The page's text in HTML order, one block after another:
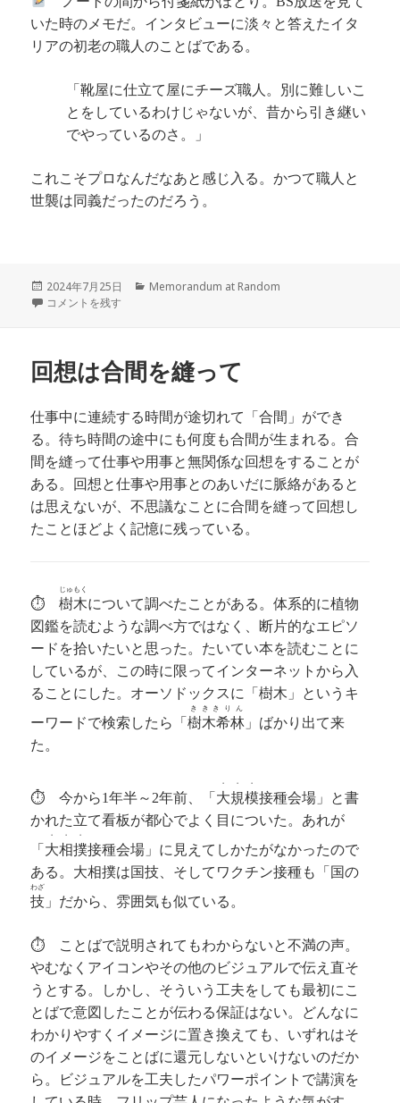
いた時のメモだ。インタビューに淡々と答えたイタ
リアの初老の職人のことばである。
「靴屋に仕立て屋にチーズ職人。別に難しいこ
とをしているわけじゃないが、昔から引き継い
でやっているのさ。」
これこそプロなんだなあと感じ入る。かつて職人と
世襲は同義だったのだろう。
投
稿
2024年7月25日
カ
Memorandum at Random
ランダムなメモの文字起こし に
コメントを残す
回想は合間を縫って
仕事中に連続する時間が途切れて「合間」ができ
る。待ち時間の途中にも何度も合間が生まれる。合
間を縫って仕事や用事と無関係な回想をすることが
ある。回想と仕事や用事とのあいだに脈絡があると
は思えないが、不思議なことに合間を縫って回想し
たことほどよく記憶に残っている。
⏱樹木
じゅもく
について調べたことがある。体系的に植物
図鑑を読むような調べ方ではなく、断片的なエピソ
ードを拾いたいと思った。たいてい本を読むことに
しているが、この時に限ってインターネットから入
ることにした。オーソドックスに「樹木」というキ
ーワードで検索したら「樹木希林
きききりん
」ばかり出て来
た。
⏱ 今から1年半～2年前、「大規模
・・・
接種会場」と書
かれた立て看板が都心でよく目についた。あれが
「大相撲
・・・
接種会場」に見えてしかたがなかったので
ある。大相撲は国技、そしてワクチン接種も「国の
技
わざ
」だから、雰囲気も似ている。
⏱ ことばで説明されてもわからないと不満の声。
やむなくアイコンやその他のビジュアルで伝え直そ
うとする。しかし、そういう工夫をしても最初にこ
とばで意図したことが伝わる保証はない。どんなに
わかりやすくイメージに置き換えても、いずれはそ
のイメージをことばに還元しないといけないのだか
ら。ビジュアルを工夫したパワーポイントで講演を